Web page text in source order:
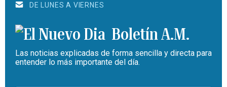
DE LUNES A VIERNES
Boletín A.M.
Las noticias explicadas de forma sencilla y directa para
entender lo más importante del día.